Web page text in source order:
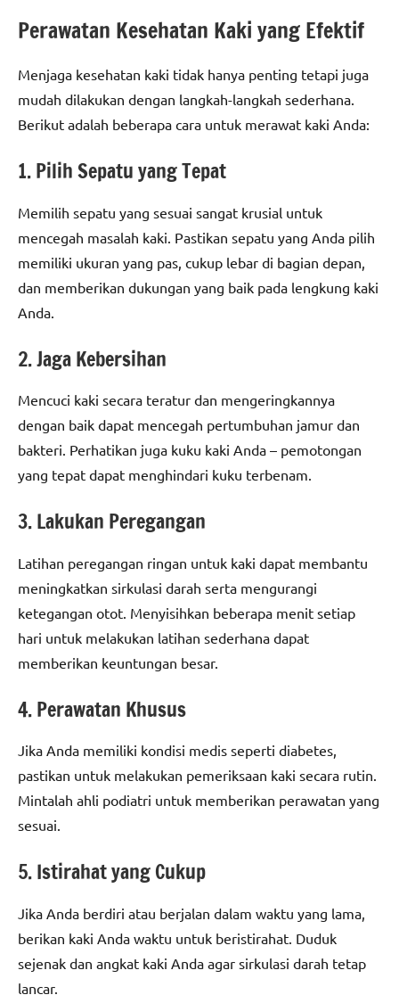
Perawatan Kesehatan Kaki yang Efektif
Menjaga kesehatan kaki tidak hanya penting tetapi juga
mudah dilakukan dengan langkah-langkah sederhana.
Berikut adalah beberapa cara untuk merawat kaki Anda:
1. Pilih Sepatu yang Tepat
Memilih sepatu yang sesuai sangat krusial untuk
mencegah masalah kaki. Pastikan sepatu yang Anda pilih
memiliki ukuran yang pas, cukup lebar di bagian depan,
dan memberikan dukungan yang baik pada lengkung kaki
Anda.
2. Jaga Kebersihan
Mencuci kaki secara teratur dan mengeringkannya
dengan baik dapat mencegah pertumbuhan jamur dan
bakteri. Perhatikan juga kuku kaki Anda – pemotongan
yang tepat dapat menghindari kuku terbenam.
3. Lakukan Peregangan
Latihan peregangan ringan untuk kaki dapat membantu
meningkatkan sirkulasi darah serta mengurangi
ketegangan otot. Menyisihkan beberapa menit setiap
hari untuk melakukan latihan sederhana dapat
memberikan keuntungan besar.
4. Perawatan Khusus
Jika Anda memiliki kondisi medis seperti diabetes,
pastikan untuk melakukan pemeriksaan kaki secara rutin.
Mintalah ahli podiatri untuk memberikan perawatan yang
sesuai.
5. Istirahat yang Cukup
Jika Anda berdiri atau berjalan dalam waktu yang lama,
berikan kaki Anda waktu untuk beristirahat. Duduk
sejenak dan angkat kaki Anda agar sirkulasi darah tetap
lancar.